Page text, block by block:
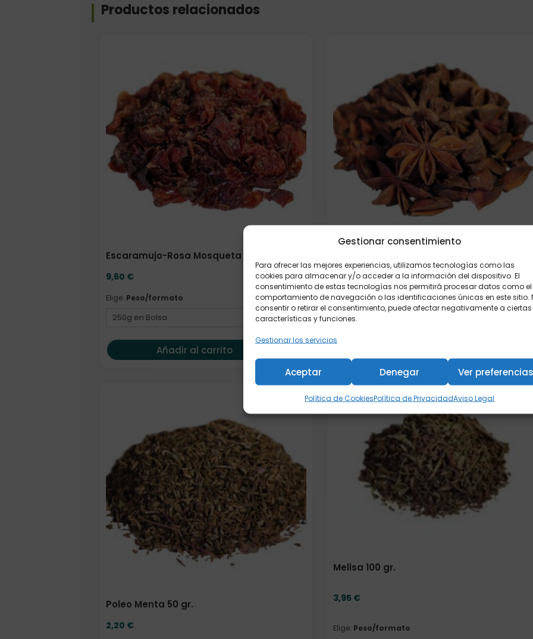
Gestionar consentimiento
Para ofrecer las mejores experiencias, utilizamos tecnologías como las
cookies para almacenar y/o acceder a la información del dispositivo. El
consentimiento de estas tecnologías nos permitirá procesar datos como el
comportamiento de navegación o las identificaciones únicas en este sitio.
consentir o retirar el consentimiento, puede afectar negativamente a ciertas
características y funciones.
Gestionar los servicios
Aceptar Denegar Ver
Política de CookiesPolítica de PrivacidadAviso Legal
Productos relacionados
Escaramujo-Rosa Mosqueta 250 gr.
9,60 €
Elige: Peso/formato
Añadir al carrito
14,20€
Elige:Peso/formato
Poleo Menta 50 gr.
2,20 €
Melisa 100 gr.
3,95 €
Elige: Peso/formato
Elige: Peso/formato